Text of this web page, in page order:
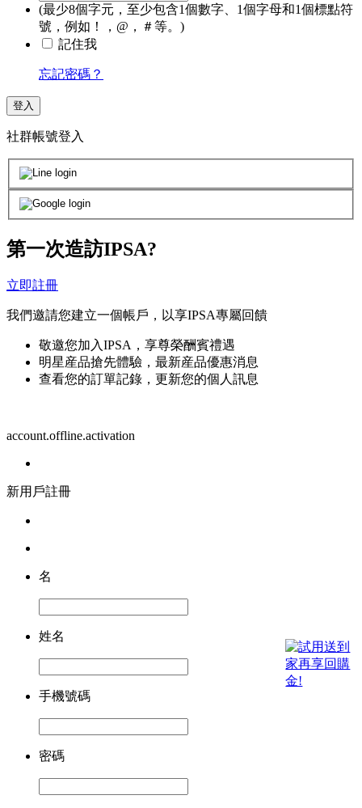
(最少8個字元，至少包含1個數字、1個字母和1個標點符
號，例如！，@，＃等。)
記住我
忘記密碼？
登入
社群帳號登入
第一次造訪IPSA?
立即註冊
我們邀請您建立一個帳戶，以享IPSA專屬回饋
敬邀您加入IPSA，享尊榮酬賓禮遇
明星産品搶先體驗，最新産品優惠消息
查看您的訂單記錄，更新您的個人訊息
account.offline.activation
新用戶註冊
名
姓名
手機號碼
密碼